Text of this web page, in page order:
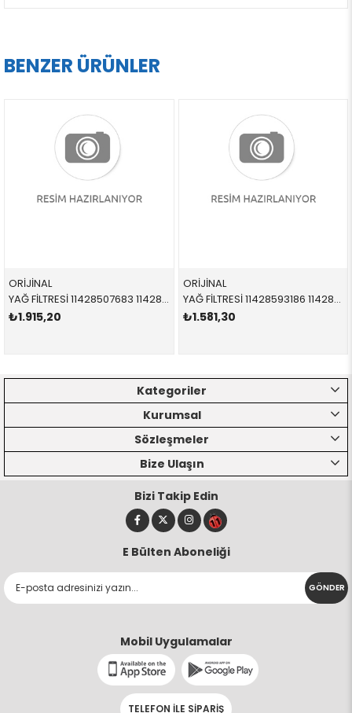
BENZER ÜRÜNLER
ORİJİNAL
YAĞ FİLTRESİ 11428507683 11428507683 11428507683 E60 E61 E63 E64 E65 E66 E70 E71 E81 E82 E83 E84 E8 N47N 2010-2017
₺1.915,20
ORİJİNAL
YAĞ FİLTRESİ 11428593186 11428593186 11428593186 F39 F45 F46 F48 B37B B47B 2017-2019
₺1.581,30
Kategoriler
Kurumsal
Sözleşmeler
Bize Ulaşın
Bizi Takip Edin
E Bülten Aboneliği
GÖNDER
Mobil Uygulamalar
TELEFON İLE SİPARİŞ